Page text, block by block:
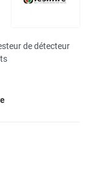
de détecteur